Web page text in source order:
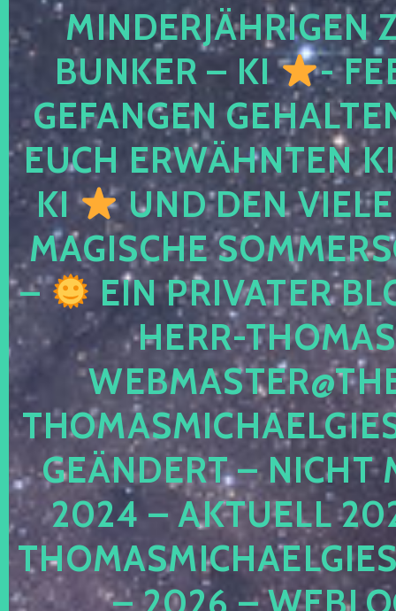
MINDERJÄHRIGEN
BUNKER – KI
-
GEFANGEN
EUCH ERWÄHNTEN
KI
UND DEN
MAGISCHE
–
EIN PRIVATER
HERR-
GEÄNDERT – NICHT
2024 – AKTUELL